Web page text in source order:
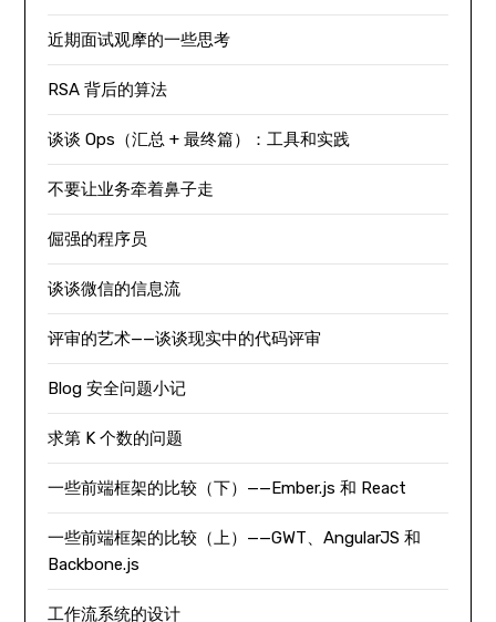
近期面试观摩的一些思考
RSA 背后的算法
谈谈 Ops（汇总 + 最终篇）：工具和实践
不要让业务牵着鼻子走
倔强的程序员
谈谈微信的信息流
评审的艺术——谈谈现实中的代码评审
Blog 安全问题小记
求第 K 个数的问题
一些前端框架的比较（下）——Ember.js 和 React
一些前端框架的比较（上）——GWT、AngularJS 和
Backbone.js
工作流系统的设计